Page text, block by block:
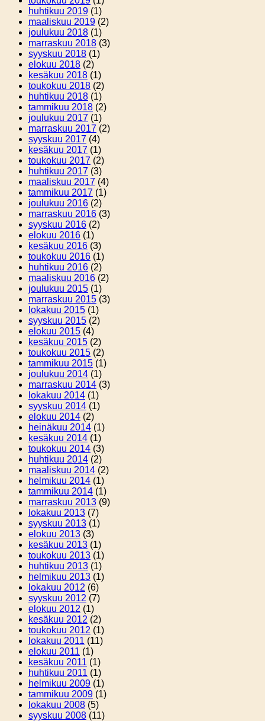
huhtikuu 2019 (1)
maaliskuu 2019 (2)
joulukuu 2018 (1)
marraskuu 2018 (3)
syyskuu 2018 (1)
elokuu 2018 (2)
kesäkuu 2018 (1)
toukokuu 2018 (2)
huhtikuu 2018 (1)
tammikuu 2018 (2)
joulukuu 2017 (1)
marraskuu 2017 (2)
syyskuu 2017 (4)
kesäkuu 2017 (1)
toukokuu 2017 (2)
huhtikuu 2017 (3)
maaliskuu 2017 (4)
tammikuu 2017 (1)
joulukuu 2016 (2)
marraskuu 2016 (3)
syyskuu 2016 (2)
elokuu 2016 (1)
kesäkuu 2016 (3)
toukokuu 2016 (1)
huhtikuu 2016 (2)
maaliskuu 2016 (2)
joulukuu 2015 (1)
marraskuu 2015 (3)
lokakuu 2015 (1)
syyskuu 2015 (2)
elokuu 2015 (4)
kesäkuu 2015 (2)
toukokuu 2015 (2)
tammikuu 2015 (1)
joulukuu 2014 (1)
marraskuu 2014 (3)
lokakuu 2014 (1)
syyskuu 2014 (1)
elokuu 2014 (2)
heinäkuu 2014 (1)
kesäkuu 2014 (1)
toukokuu 2014 (3)
huhtikuu 2014 (2)
maaliskuu 2014 (2)
helmikuu 2014 (1)
tammikuu 2014 (1)
marraskuu 2013 (9)
lokakuu 2013 (7)
syyskuu 2013 (1)
elokuu 2013 (3)
kesäkuu 2013 (1)
toukokuu 2013 (1)
huhtikuu 2013 (1)
helmikuu 2013 (1)
lokakuu 2012 (6)
syyskuu 2012 (7)
elokuu 2012 (1)
kesäkuu 2012 (2)
toukokuu 2012 (1)
lokakuu 2011 (11)
elokuu 2011 (1)
kesäkuu 2011 (1)
huhtikuu 2011 (1)
helmikuu 2009 (1)
tammikuu 2009 (1)
lokakuu 2008 (5)
syyskuu 2008 (11)